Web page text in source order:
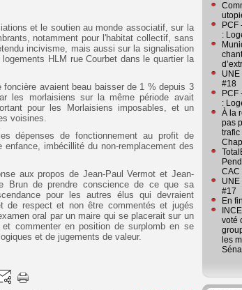
et le soutien au monde associatif, sur la
notamment pour l'habitat collectif, sans
incivisme, mais aussi sur la signalisation
HLM rue Courbet dans le quartier la
avaient beau baisser de 1 % depuis 3
les morlaisiens sur la même période avait
pour les Morlaisiens imposables, et un
voisines.
dépenses de fonctionnement au profit de
imbécillité du non-remplacement des
aux propos de Jean-Paul Vermot et Jean-
Brun de prendre conscience de ce que sa
pour les autres élus qui devraient
de respect et non être commentés et jugés
oral par un maire qui se placerait sur un
commenter en position de surplomb en se
et de jugements de valeur.
PCF
:
UNE
#18
PCF
:
À la
pas
CAC
UNE
#17
En
voté
les